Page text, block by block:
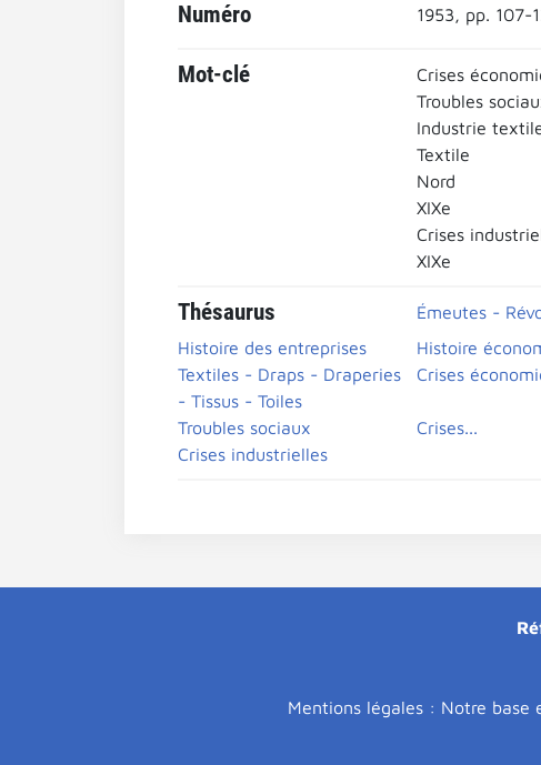
Numéro 1953, pp. 107-
Mot-clé
Crises
Troubles
Industrie
Textile
Nord
XIXe
Crises
XIXe
Thésaurus
Émeutes -
Histoire des entreprises
Histoire
Textiles - Draps - Draperies
- Tissus - Toiles
Crises
Troubles sociaux
Crises...
Crises industrielles
Mentions légales : Notre base